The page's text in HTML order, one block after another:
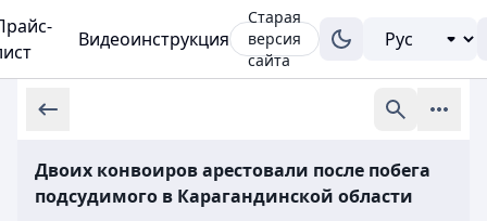
Видеоинструкция
Старая
версия
сайта
Двоих конвоиров арестовали после побега
подсудимого в Карагандинской области